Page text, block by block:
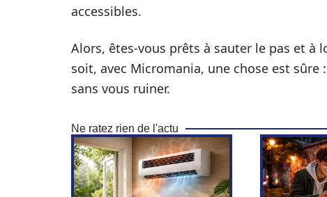
accessibles.
Alors, êtes-vous prêts à sauter le pas et à
soit, avec Micromania, une chose est
sans vous ruiner.
Ne ratez rien de l'actu